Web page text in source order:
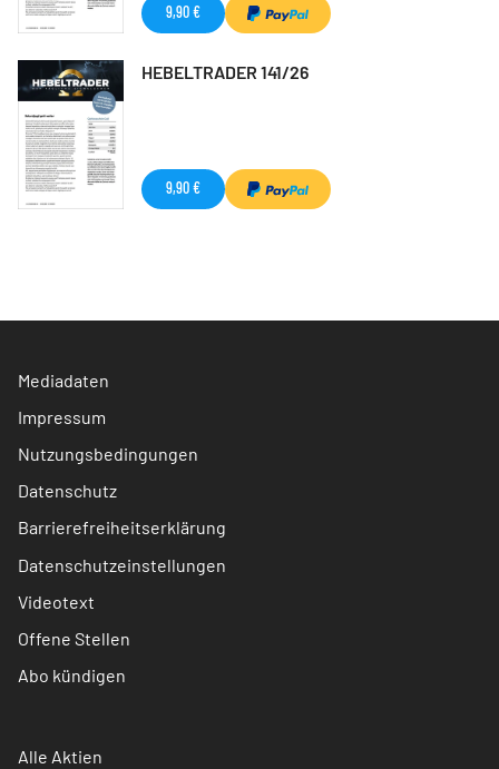
9,90 €
HEBELTRADER 141/26
9,90 €
Mediadaten
Impressum
Nutzungsbedingungen
Datenschutz
Barrierefreiheitserklärung
Datenschutzeinstellungen
Videotext
Offene Stellen
Abo kündigen
Alle Aktien